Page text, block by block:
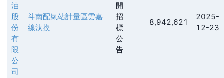
油
股
份
有
限
公
司
斗南配氣站計量區雲嘉
線汰換
開
招
標
公
告
8,942,621
2025-
12-23